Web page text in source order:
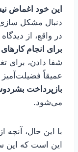
این خود اغماض
دنبال مشکل
در واقع، از
برای انجام
شفا دادن، برای
عمیقاً
بازپرداخت
می‌شود.
با این حال،
این است که این